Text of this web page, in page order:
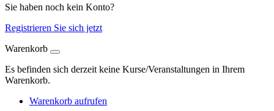
Sie haben noch kein Konto?
Registrieren Sie sich jetzt
Warenkorb
Es befinden sich derzeit keine Kurse/Veranstaltungen in Ihrem
Warenkorb.
Warenkorb aufrufen